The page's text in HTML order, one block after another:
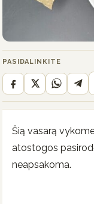
PASIDALINKITE
Šią vasarą
atostogos
neapsakoma.